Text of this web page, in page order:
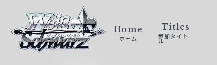
ァ
Home
ホーム
Titles
参加タイト
ル